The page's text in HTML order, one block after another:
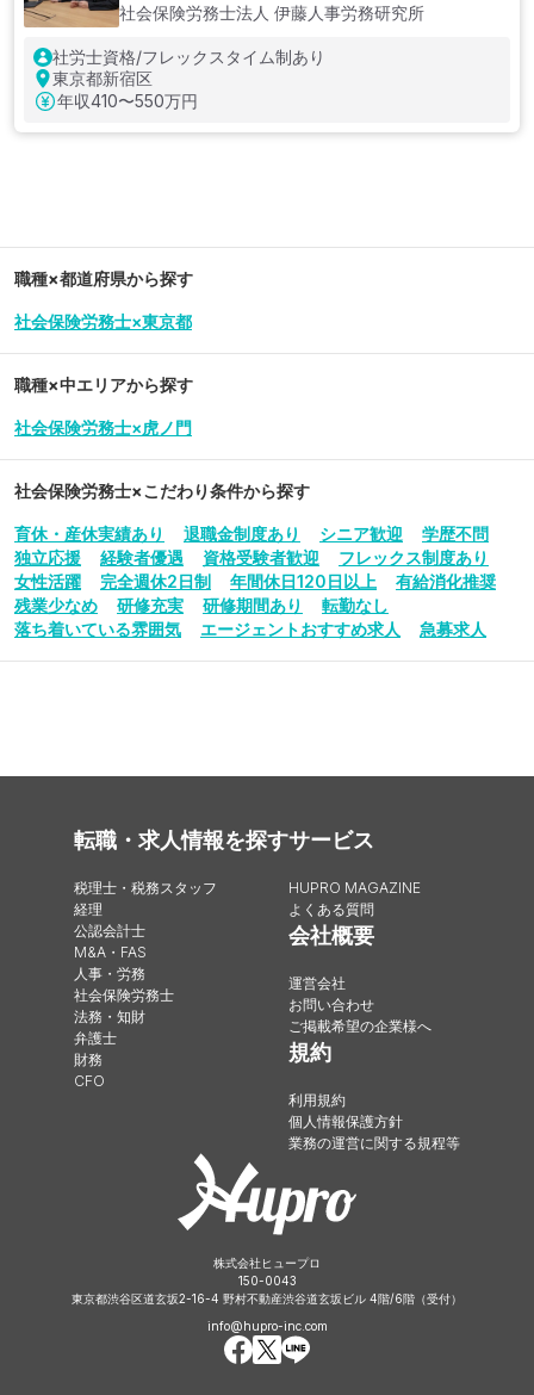
社会保険労務士法人 伊藤人事労務研究所
社労士資格/フレックスタイム制あり
東京都新宿区
年収410〜550万円
職種×都道府県から探す
社会保険労務士×東京都
職種×中エリアから探す
社会保険労務士×虎ノ門
社会保険労務士×こだわり条件から探す
育休・産休実績あり 退職金制度あり シニア歓迎
学歴不問
独立応援
経験者優遇 資格受験者歓迎
フレックス制度あり
女性活躍
完全週休2日制 年間休日120日以上
有給消化推奨
残業少なめ
研修充実 研修期間あり
転勤なし
落ち着いている雰囲気
エージェントおすすめ求人 急募求人
転職・求人情報を探す
税理士・税務スタッフ
経理
公認会計士
M&A・FAS
人事・労務
社会保険労務士
法務・知財
弁護士
財務
CFO
サービス
HUPRO MAGAZINE
よくある質問
会社概要
運営会社
お問い合わせ
ご掲載希望の企業様へ
規約
利用規約
個人情報保護方針
業務の運営に関する規程等
株式会社ヒュープロ
150-0043
東京都渋谷区道玄坂2-16-4 野村不動産渋谷道玄坂ビル 4階/6階（受付）
info@hupro-inc.com